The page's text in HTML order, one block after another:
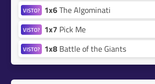
VISTO? 1x6The Algominati
VISTO? 1x7 Pick Me
VISTO? 1x8 Battle of the Giants